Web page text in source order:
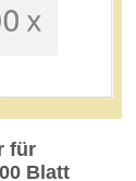
für
Blatt